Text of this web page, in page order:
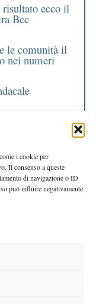
i cookie per
Il consenso a queste
di navigazione o ID
può influire negativamente
risultato ecco il
Bcc
le comunità il
nei numeri
e 2 milioni
E BUGUGGIATE